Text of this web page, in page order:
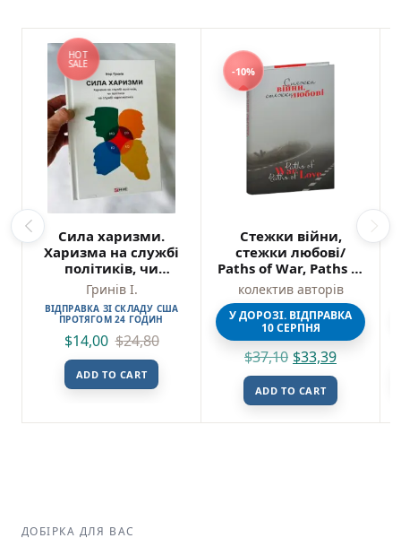
HOT
SALE
Сила харизми.
Харизма на службі
політиків, чи
політика на службі
харизматиків –
Гринів І. – Фоліо
(ПОШКОДЖЕНА)
Гринів І.
ВІДПРАВКА ЗІ СКЛАДУ США
ПРОТЯГОМ 24 ГОДИН
$14,00 $24,80
ADD TO CART
-10%
Стежки війни,
стежки любові/
Paths of War, Paths of
Love – колектив
авторів – Фоліо
колектив авторів
У ДОРОЗІ. ВІДПРАВКА
10 СЕРПНЯ
$37,10 $33,39
ADD TO CART
ДОБІРКА ДЛЯ ВАС